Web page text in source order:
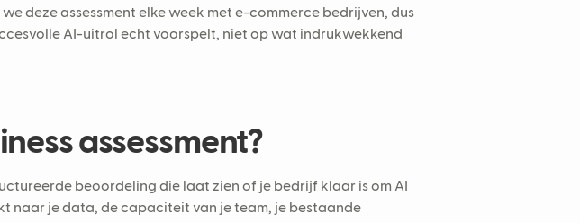
deze assessment elke week met e-commerce bedrijven, dus
AI-uitrol echt voorspelt, niet op wat indrukwekkend
assessment?
beoordeling die laat zien of je bedrijf klaar is om AI
naar je data, de capaciteit van je team, je bestaande